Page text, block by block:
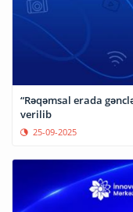
“Rəqəmsal erada
verilib
25-09-2025